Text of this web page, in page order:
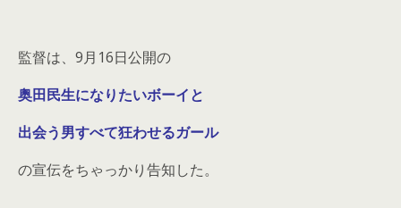
監督は、9月16日公開の
奥田民生になりたいボーイと
出会う男すべて狂わせるガール
の宣伝をちゃっかり告知した。